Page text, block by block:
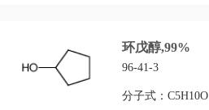
环戊醇,99%
96-41-3
分子式：C5H10O